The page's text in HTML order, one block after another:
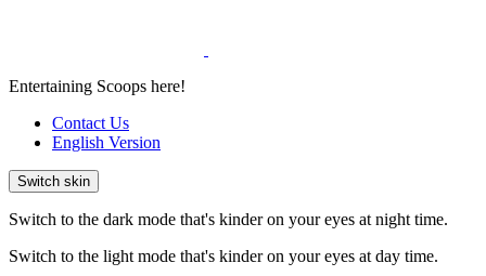
Entertaining Scoops here!
Contact Us
English Version
Switch skin
Switch to the dark mode that's kinder on your eyes at night time.
Switch to the light mode that's kinder on your eyes at day time.